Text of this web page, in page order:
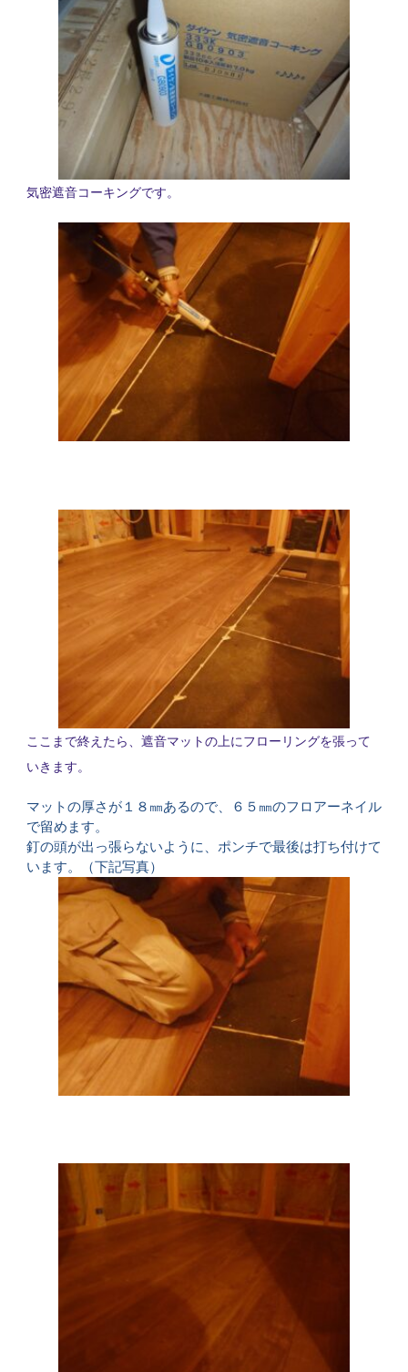
気密遮音コーキングです。
ここまで終えたら、遮音マットの上にフローリングを張って
いきます。
マットの厚さが１８㎜あるので、６５㎜のフロアーネイル
で留めます。
釘の頭が出っ張らないように、ポンチで最後は打ち付けて
います。（下記写真）